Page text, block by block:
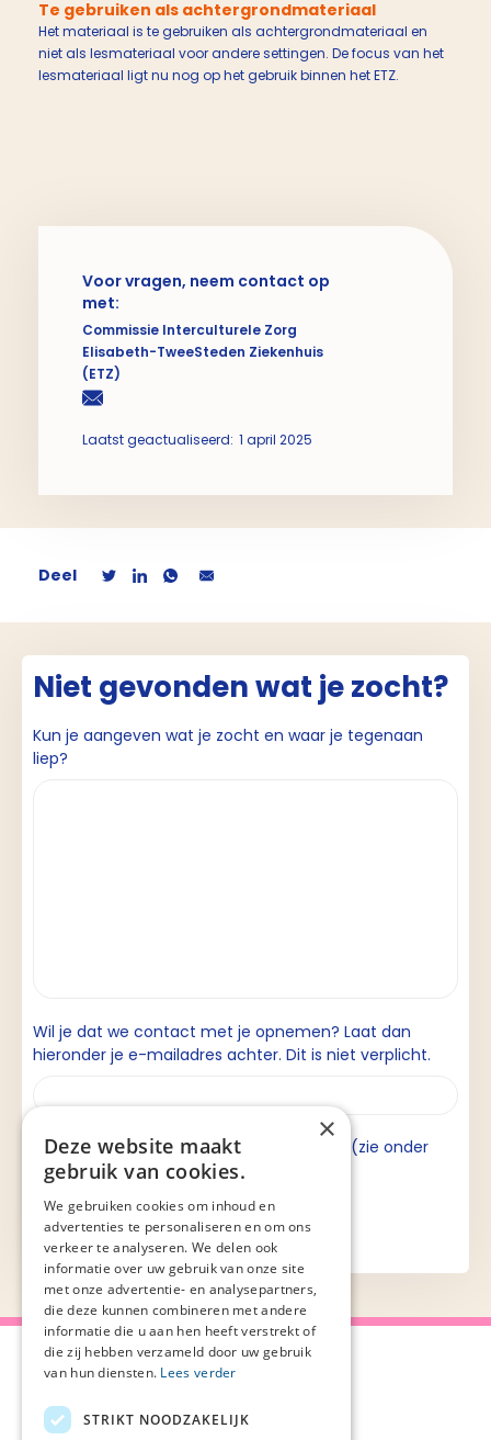
Te gebruiken als achtergrondmateriaal
Het materiaal is te gebruiken als achtergrondmateriaal en
niet als lesmateriaal voor andere settingen. De focus van het
lesmateriaal ligt nu nog op het gebruik binnen het ETZ.
Voor vragen, neem contact op
met:
Commissie Interculturele Zorg
Elisabeth-TweeSteden Ziekenhuis
(ETZ)
Laatst geactualiseerd: 1 april 2025
Deel
Niet gevonden wat je zocht?
Kun je aangeven wat je zocht en waar je tegenaan
liep?
Wil je dat we contact met je opnemen? Laat dan
hieronder je e-mailadres achter. Dit is niet verplicht.
Ik ga akkoord met de privacyverklaring (zie onder
aan de pagina).
Over Palliaweb Privacyverklaring
×
Deze website maakt
gebruik van cookies.
We gebruiken cookies om inhoud en
advertenties te personaliseren en om ons
verkeer te analyseren. We delen ook
informatie over uw gebruik van onze site
met onze advertentie- en analysepartners,
die deze kunnen combineren met andere
informatie die u aan hen heeft verstrekt of
die zij hebben verzameld door uw gebruik
van hun diensten. Lees verder
STRIKT NOODZAKELIJK